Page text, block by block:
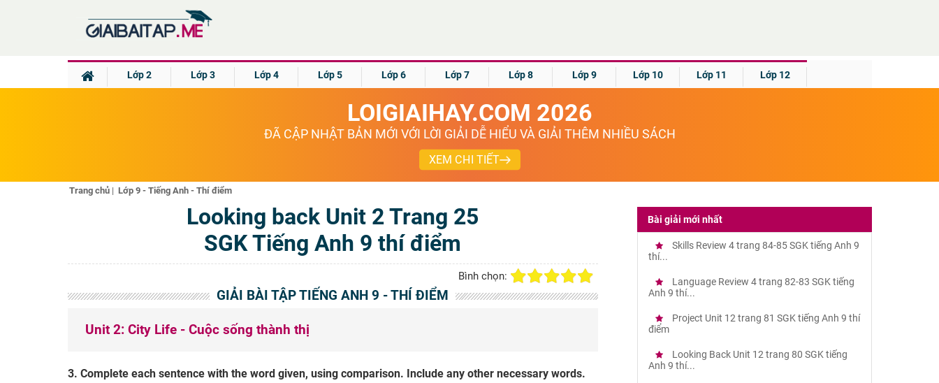
Lớp 2 Lớp 3 Lớp 4 Lớp 5 Lớp 6 Lớp 7 Lớp 8 Lớp 9 Lớp 10 Lớp 11 Lớp 12
LOIGIAIHAY.COM 2026
ĐÃ CẬP NHẬT BẢN MỚI VỚI LỜI GIẢI DỄ HIỂU VÀ GIẢI THÊM NHIỀU SÁCH
XEM CHI TIẾT
Trang chủ| Lớp 9 - Tiếng Anh - Thí điểm
Looking back Unit 2 Trang 25
SGK Tiếng Anh 9 thí điểm
Bình chọn:
GIẢI BÀI TẬP TIẾNG ANH 9 - THÍ ĐIỂM
Unit 2: City Life - Cuộc sống thành thị
3. Complete each sentence with the word given, using comparison. Include any other necessary words.
Bài giải mới nhất
Skills Review 4 trang 84-85 SGK tiếng Anh 9
thí...
Language Review 4 trang 82-83 SGK tiếng
Anh 9 thí...
Project Unit 12 trang 81 SGK tiếng Anh 9 thí
điểm
Looking Back Unit 12 trang 80 SGK tiếng
Anh 9 thí...